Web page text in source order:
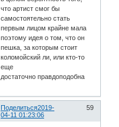
что артист смог бы
самостоятельно стать
первым лицом крайне мала
поэтому идея о том, что он
пешка, за которым стоит
коломойский ли, или кто-то
еще
достаточно правдоподобна
Поделиться 59
2019-
04-11 01:23:06